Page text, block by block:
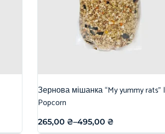
Зернова мішанка “My yummy rats” |
Popcorn
265,00 ₴–495,00 ₴